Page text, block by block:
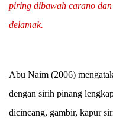
piring dibawah carano
delamak.
Abu Naim (2006)
dengan sirih pinang
dicincang, gambir, kapur